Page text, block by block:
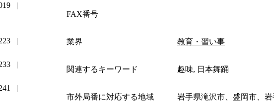
FAX番号
業界 教育・習い事
関連するキーワード 趣味, 日本舞踊
市外局番に対応する地域 岩手県滝沢市、盛岡市、